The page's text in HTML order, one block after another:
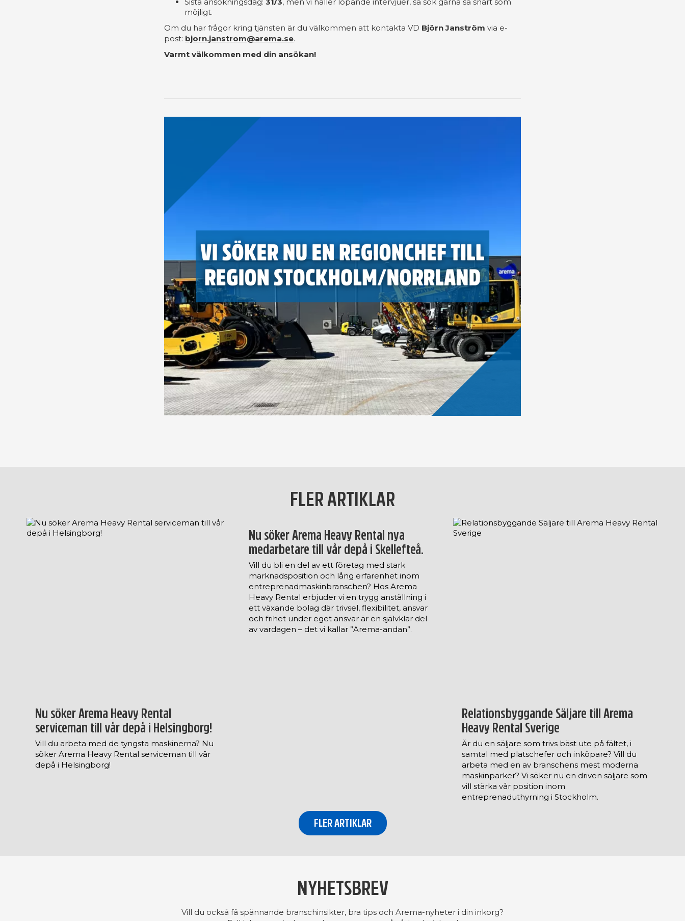
möjligt.
Om du har frågor kring tjänsten är du välkommen att kontakta VD Björn Janström via e-
post: bjorn.janstrom@arema.se.
Varmt välkommen med din ansökan!
FLER ARTIKLAR
Nu söker Arema Heavy Rental
serviceman till vår depå i Helsingborg!
Vill du arbeta med de tyngsta maskinerna? Nu
söker Arema Heavy Rental serviceman till vår
depå i Helsingborg!
Nu söker Arema Heavy Rental nya
medarbetare till vår depå i Skellefteå.
Vill du bli en del av ett företag med stark
marknadsposition och lång erfarenhet inom
entreprenadmaskinbranschen? Hos Arema
Heavy Rental erbjuder vi en trygg anställning i
ett växande bolag där trivsel, flexibilitet, ansvar
och frihet under eget ansvar är en självklar del
av vardagen – det vi kallar ”Arema-andan”.
Relationsbyggande Säljare till Arema
Heavy Rental Sverige
Är du en säljare som trivs bäst ute på fältet, i
samtal med platschefer och inköpare? Vill du
arbeta med en av branschens mest moderna
maskinparker? Vi söker nu en driven säljare som
vill stärka vår position inom
entreprenaduthyrning i Stockholm.
FLER ARTIKLAR
NYHETSBREV
Vill du också få spännande branschinsikter, bra tips och Arema-nyheter i din inkorg?